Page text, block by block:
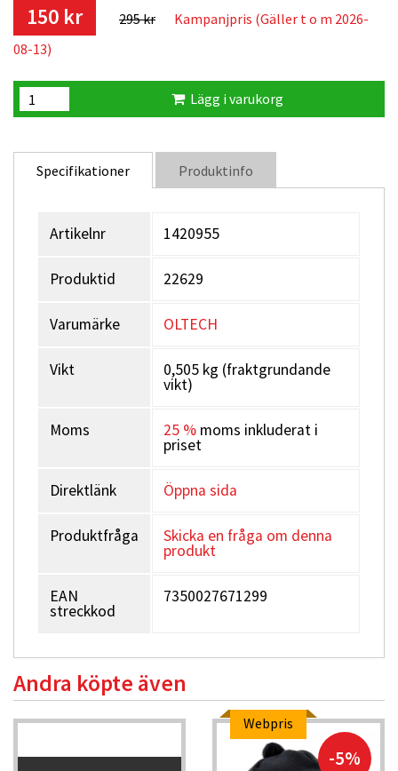
150 kr 295 kr
Kampanjpris (Gäller t o m 2026-
08-13)
Lägg i varukorg
Specifikationer Produktinfo
Artikelnr 1420955
Produktid 22629
Varumärke OLTECH
Vikt 0,505 kg (fraktgrundande
vikt)
Moms 25 % moms inkluderat i
priset
Direktlänk Öppna sida
Produktfråga Skicka en fråga om denna
produkt
EAN
streckkod
7350027671299
Andra köpte även
Webpris
-5%